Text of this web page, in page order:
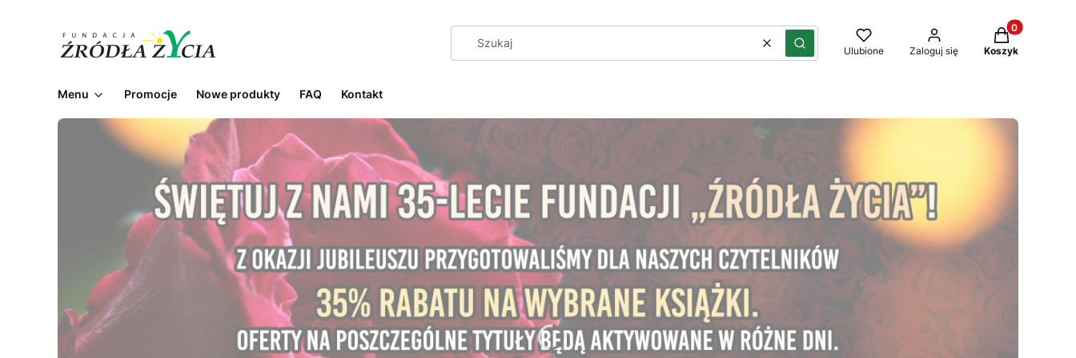
WyczyśćSzukaj Ulubione Zaloguj się
Produkty w
Koszyk
Menu Promocje Nowe produkty FAQ Kontakt